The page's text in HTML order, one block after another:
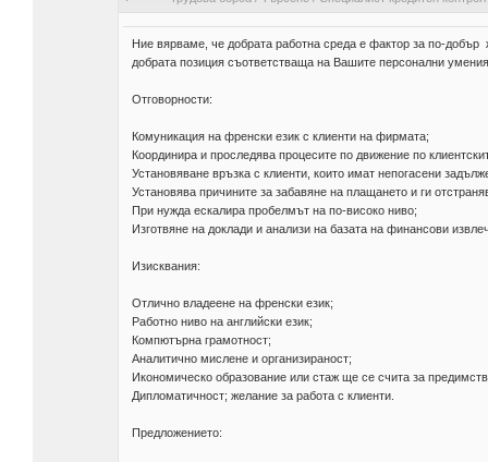
Ние вярваме, че добрата работна среда е фактор за по-
добрата позиция съответстваща на Вашите персонални
Отговорности:
Комуникация на френски език с клиенти на фирмата;
Координира и проследява процесите по движение по
Установяване връзка с клиенти, които имат непогасени
Установява причините за забавяне на плащането и ги
При нужда ескалира пробелмът на по-високо ниво;
Изготвяне на доклади и анализи на базата на финансови
Изисквания:
Отлично владеене на френски език;
Работно ниво на английски език;
Компютърна грамотност;
Аналитично мислене и организираност;
Икономическо образование или стаж ще се счита за
Дипломатичност; желание за работа с клиенти.
Предложението: